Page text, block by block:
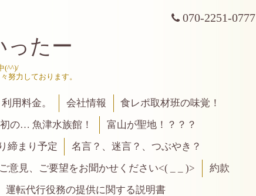
070-2251-0777
ったー
(^^)/
努力しております。
利用料金。 会社情報
食レポ取材班の味覚！
の… 魚津水族館！
富山が聖地！？？？
締まり予定
名言？、迷言？、つぶやき？
ご意見、ご要望をお聞かせください<( _ _ )>
約款
運転代行役務の提供に関する説明書